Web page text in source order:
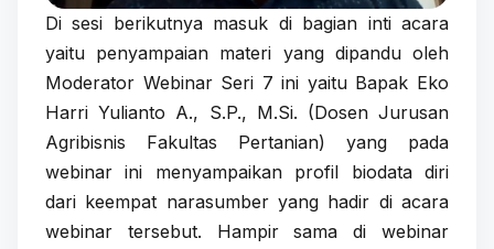
Di sesi berikutnya masuk di bagian inti acara
yaitu penyampaian materi yang dipandu oleh
Moderator Webinar Seri 7 ini yaitu Bapak Eko
Harri Yulianto A., S.P., M.Si. (Dosen Jurusan
Agribisnis Fakultas Pertanian) yang pada
webinar ini menyampaikan profil biodata diri
dari keempat narasumber yang hadir di acara
webinar tersebut. Hampir sama di webinar